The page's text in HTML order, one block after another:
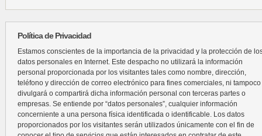
Política de Privacidad
Estamos conscientes de la importancia de la privacidad y la protección de
datos personales en Internet. Este despacho no utilizará la información
personal proporcionada por los visitantes tales como nombre, dirección,
teléfono y dirección de correo electrónico para fines comerciales, ni tampoco
divulgará o compartirá dicha información personal con terceras partes o
empresas. Se entiende por “datos personales”, cualquier información
concerniente a una persona física identificada o identificable. Los datos
proporcionados por los visitantes serán utilizados únicamente con el fin de